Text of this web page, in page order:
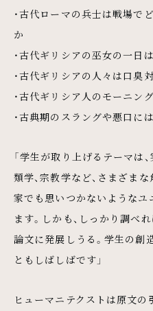
・古代ローマの兵士は戦場で
か
・古代ギリシアの巫女の一日
・古代ギリシアの人々は口臭
・古代ギリシア人のモーニン
・古典期のスラングや悪口に
「学生が取り上げるテーマは
類学、宗教学など、さまざま
家でも思いつかないようなユ
ます。しかも、しっかり調べ
論文に発展しうる。学生の創
ともしばしばです」
ヒューマニテクストは原文の